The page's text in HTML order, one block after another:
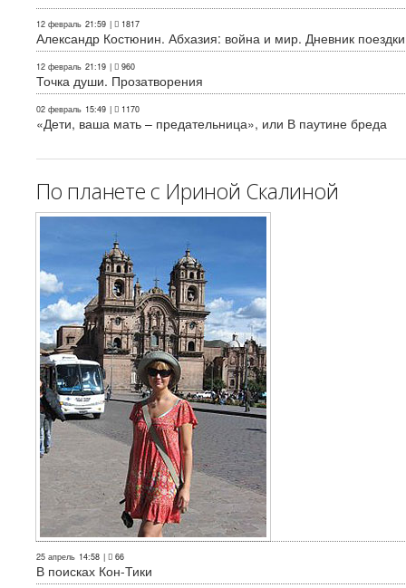
12 февраль 21:59 | 1817
Александр Костюнин. Абхазия: война и мир. Дневник поездки
12 февраль 21:19 | 960
Точка души. Прозатворения
02 февраль 15:49 | 1170
«Дети, ваша мать – предательница», или В паутине бреда
По планете с Ириной Скалиной
25 апрель 14:58 | 66
В поисках Кон-Тики